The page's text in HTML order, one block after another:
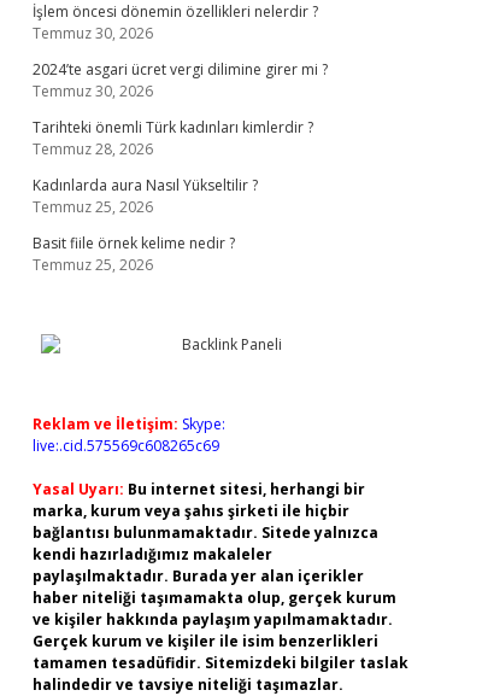
İşlem öncesi dönemin özellikleri nelerdir ?
Temmuz 30, 2026
2024’te asgari ücret vergi dilimine girer mi ?
Temmuz 30, 2026
Tarihteki önemli Türk kadınları kimlerdir ?
Temmuz 28, 2026
Kadınlarda aura Nasıl Yükseltilir ?
Temmuz 25, 2026
Basit fiile örnek kelime nedir ?
Temmuz 25, 2026
Reklam ve İletişim: Skype:
live:.cid.575569c608265c69
Yasal Uyarı: Bu internet sitesi, herhangi bir
marka, kurum veya şahıs şirketi ile hiçbir
bağlantısı bulunmamaktadır. Sitede yalnızca
kendi hazırladığımız makaleler
paylaşılmaktadır. Burada yer alan içerikler
haber niteliği taşımamakta olup, gerçek kurum
ve kişiler hakkında paylaşım yapılmamaktadır.
Gerçek kurum ve kişiler ile isim benzerlikleri
tamamen tesadüfidir. Sitemizdeki bilgiler taslak
halindedir ve tavsiye niteliği taşımazlar.